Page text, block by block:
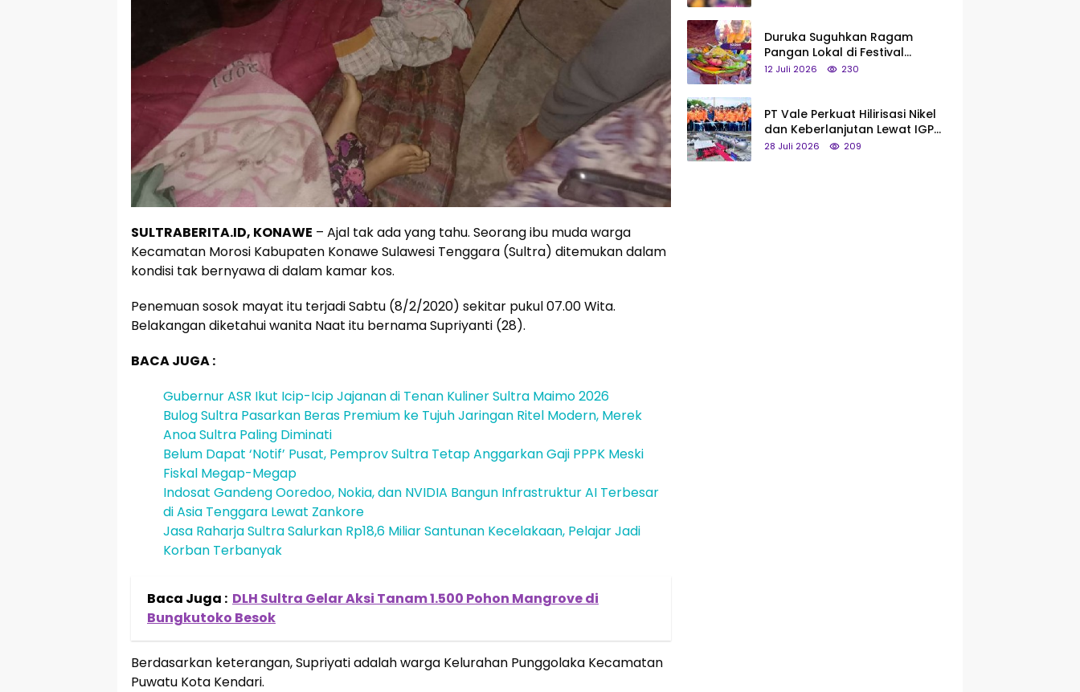
SULTRABERITA.ID, KONAWE – Ajal tak ada yang tahu. Seorang ibu muda warga
Kecamatan Morosi Kabupaten Konawe Sulawesi Tenggara (Sultra) ditemukan dalam
kondisi tak bernyawa di dalam kamar kos.
Penemuan sosok mayat itu terjadi Sabtu (8/2/2020) sekitar pukul 07.00 Wita.
Belakangan diketahui wanita Naat itu bernama Supriyanti (28).
BACA JUGA :
Gubernur ASR Ikut Icip-Icip Jajanan di Tenan Kuliner Sultra Maimo 2026
Bulog Sultra Pasarkan Beras Premium ke Tujuh Jaringan Ritel Modern, Merek
Anoa Sultra Paling Diminati
Belum Dapat ‘Notif’ Pusat, Pemprov Sultra Tetap Anggarkan Gaji PPPK Meski
Fiskal Megap-Megap
Indosat Gandeng Ooredoo, Nokia, dan NVIDIA Bangun Infrastruktur AI Terbesar
di Asia Tenggara Lewat Zankore
Jasa Raharja Sultra Salurkan Rp18,6 Miliar Santunan Kecelakaan, Pelajar Jadi
Korban Terbanyak
Baca Juga : DLH Sultra Gelar Aksi Tanam 1.500 Pohon Mangrove di
Bungkutoko Besok
Berdasarkan keterangan, Supriyati adalah warga Kelurahan Punggolaka Kecamatan
Puwatu Kota Kendari.
Duruka Suguhkan Ragam
Pangan Lokal di Festival
Liangkobhori, Dari Umbi Rebus
12 Juli 2026 230
PT Vale Perkuat Hilirisasi Nikel
dan Keberlanjutan Lewat IGP
Morowali
28 Juli 2026 209